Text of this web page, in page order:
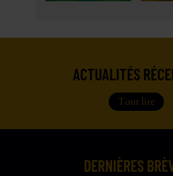
ACTUALITÉS
Tout lire
DERNIÈRES